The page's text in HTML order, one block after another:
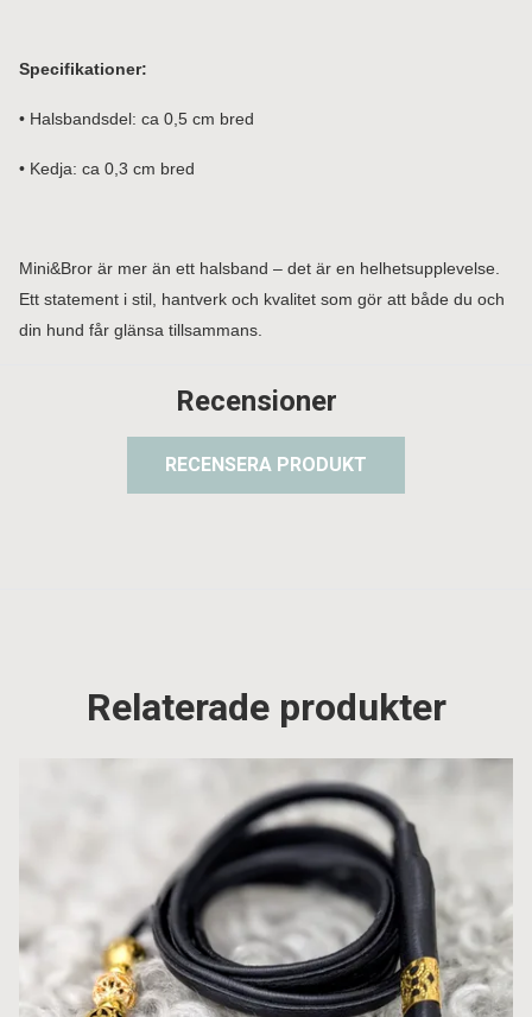
Specifikationer:
• Halsbandsdel: ca 0,5 cm bred
• Kedja: ca 0,3 cm bred
Mini&Bror är mer än ett halsband – det är en helhetsupplevelse.
Ett statement i stil, hantverk och kvalitet som gör att både du och
din hund får glänsa tillsammans.
Recensioner
RECENSERA PRODUKT
Relaterade produkter